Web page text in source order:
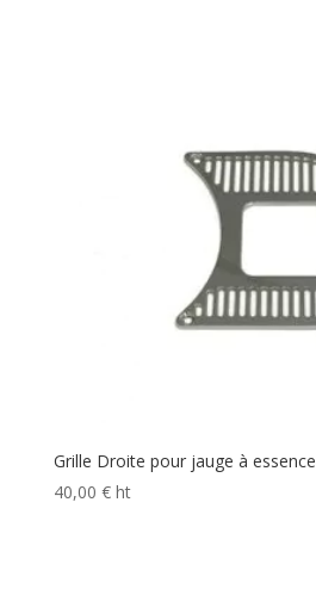
Grille Droite pour jauge à essence
40,00 € ht